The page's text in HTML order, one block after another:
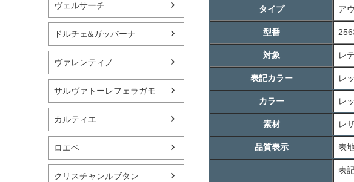
ヴェルサーチ
ドルチェ&ガッバーナ
ヴァレンティノ
サルヴァトーレフェラガモ
カルティエ
ロエベ
クリスチャンルブタン
タイプ ア
型番
対象 レ
表記カラー レ
カラー レ
素材 レ
品質表示 表
表